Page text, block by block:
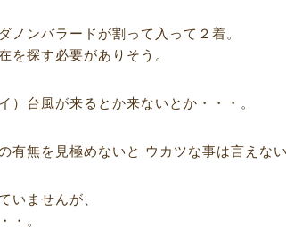
ノンバラードが割って入って２着。
を探す必要がありそう。
）台風が来るとか来ないとか・・・。
有無を見極めないと ウカツな事は言えな
いませんが、
・。